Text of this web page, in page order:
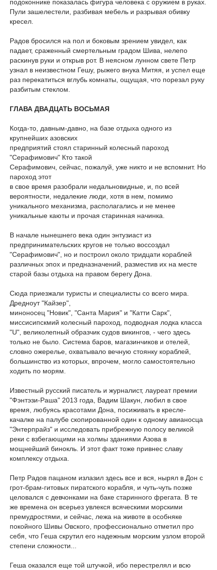
подоконнике показалась фигура человека с оружием в руках.
Пули зашелестели, разбивая мебель и разрывая обивку
кресел.
Радов бросился на пол и боковым зрением увидел, как
падает, сраженный смертельным градом Шива, нелепо
раскинув руки и открыв рот. В неясном лунном свете Петр
узнал в неизвестном Гешу, рыжего внука Митяя, и успел еще
раз перекатиться вглубь комнаты, ощущая, что порезал руку
разбитым стеклом.
ГЛАВА ДВАДЦАТЬ ВОСЬМАЯ
Когда-то, давным-давно, на базе отдыха одного из
крупнейших азовских
предприятий стоял старинный колесный пароход
"Серафимович" Кто такой
Серафимович, сейчас, пожалуй, уже никто и не вспомнит. Но
пароход этот
в свое время разобрали недальновидные, и, по всей
вероятности, недалекие люди, хотя в нем, помимо
уникального механизма, располагались и не менее
уникальные каюты и прочая старинная начинка.
В начале нынешнего века один энтузиаст из
предпринимательских кругов не только воссоздал
"Серафимович", но и построил около тридцати кораблей
различных эпох и предназначений, разместив их на месте
старой базы отдыха на правом берегу Дона.
Сюда приезжали туристы и специалисты со всего мира.
Дредноут "Кайзер",
миноносец "Новик", "Санта Мария" и "Катти Сарк",
миссисипскмий колесный пароход, подводная лодка класса
"U", великолепный образчик судов викингов, - чего здесь
только не было. Система баров, магазинчиков и отелей,
словно ожерелье, охватывало вечную стоянку кораблей,
большинство из которых, впрочем, могло самостоятельно
ходить по морям.
Известный русский писатель и журналист, лауреат премии
"Фэнтэзи-Раша" 2013 года, Вадим Шакун, любил в свое
время, любуясь красотами Дона, посиживать в кресле-
качалке на палубе скопированной один к одному авианосца
"Энтерпрайз" и исследовать прибрежную полосу великой
реки с взбегающими на холмы зданиями Азова в
мощнейший бинокль. И этот факт тоже привнес славу
комплексу отдыха.
Петр Радов пацаном излазил здесь все и вся, нырял в Дон с
грот-брам-гитовых пиратского корабля, и чуть-чуть позже
целовался с девчонками на баке старинного фрегата. В те
же времена он всерьез увлекся всяческими морскими
премудростями, и сейчас, лежа на животе в особняке
покойного Шивы Овского, профессионально отметил про
себя, что Геша скрутил его надежным морским узлом второй
степени сложности...
Геша оказался еще той штучкой, ибо перестрелял и всю